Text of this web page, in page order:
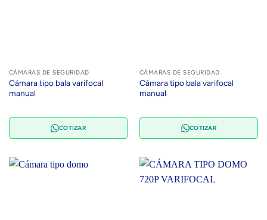
CÁMARAS DE SEGURIDAD
Cámara tipo bala varifocal
manual
COTIZAR
CÁMARAS DE SEGURIDAD
Cámara tipo bala varifocal
manual
COTIZAR